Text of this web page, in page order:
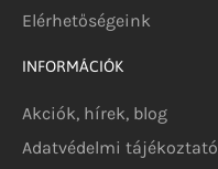
Elérhetőségeink
INFORMÁCIÓK
Akciók, hírek, blog
Adatvédelmi tájékoztató